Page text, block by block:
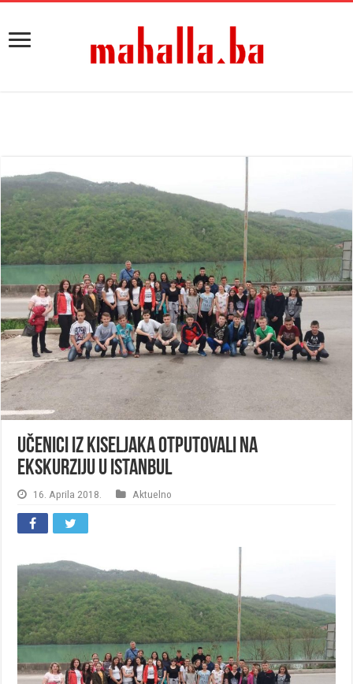
Učenici iz Kiseljaka otputovali na
ekskurziju u Istanbul
16. Aprila 2018. Aktuelno